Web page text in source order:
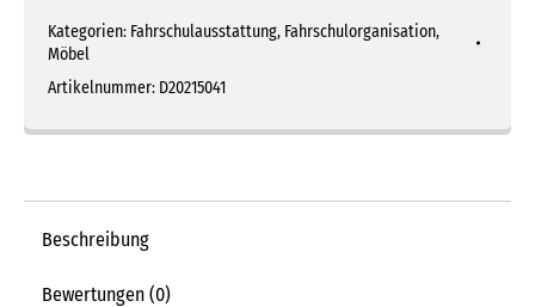
Menge
Kategorien: Fahrschulausstattung, Fahrschulorganisation,
Möbel
Artikelnummer: D20215041
Beschreibung
Bewertungen (0)